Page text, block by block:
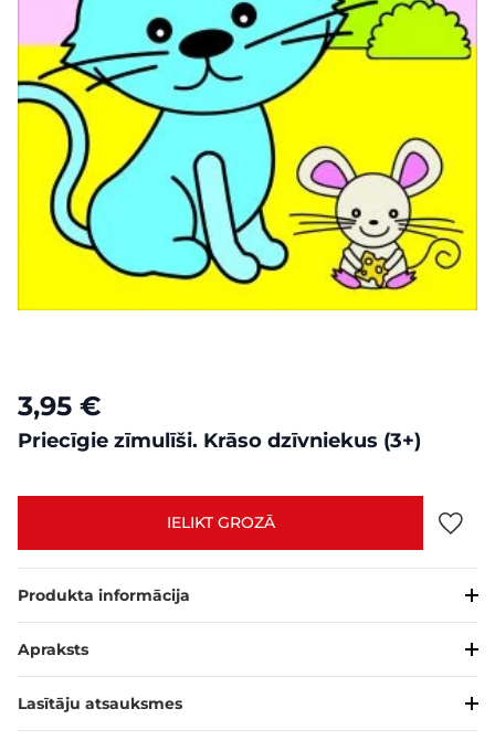
3,95 €
Priecīgie zīmulīši. Krāso dzīvniekus (3+)
IELIKT GROZĀ
Produkta informācija
Apraksts
Lasītāju atsauksmes